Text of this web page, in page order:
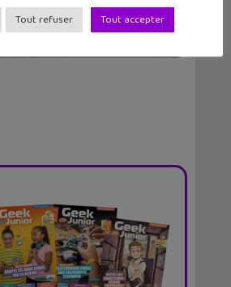
Creed : découvre la Grèce
Tout refuser Tout accepter